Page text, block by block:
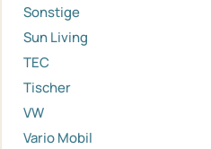
Sonstige
Sun Living
TEC
Tischer
VW
Vario Mobil